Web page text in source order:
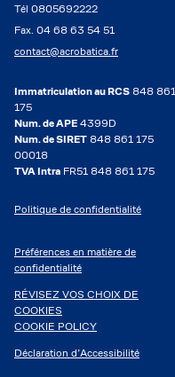
Tél 0805692222
Fax. 04 68 63 54 51
contact@acrobatica.fr
Immatriculation au RCS 848 861
175
Num. de APE 4399D
Num. de SIRET 848 861 175
00018
TVA Intra FR51 848 861 175
Politique de confidentialité
Préférences en matière de
confidentialité
RÉVISEZ VOS CHOIX DE
COOKIES
COOKIE POLICY
Déclaration d’Accessibilité